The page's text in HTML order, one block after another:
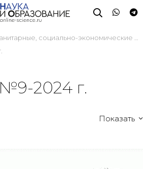
Гуманитарные, социально-экономические и общественные науки
2024 г.
Показать